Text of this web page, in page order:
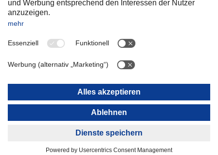
Sweden
Switzerland
OCEANIA